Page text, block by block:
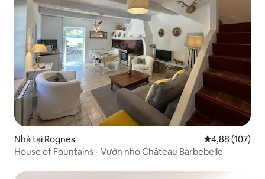
Nhà tại Rognes Xếp hạng
4,88 (107)
House of Fountains - Vườn nho Château Barbebelle